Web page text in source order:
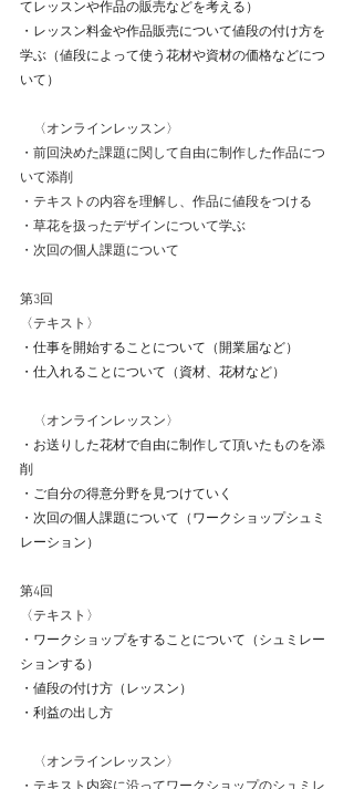
てレッスンや作品の販売などを考える）
・レッスン料金や作品販売について値段の付け方を
学ぶ（値段によって使う花材や資材の価格などにつ
いて）
〈オンラインレッスン〉
・前回決めた課題に関して自由に制作した作品につ
いて添削
・テキストの内容を理解し、作品に値段をつける
・草花を扱ったデザインについて学ぶ
・次回の個人課題について
第3回
〈テキスト〉
・仕事を開始することについて（開業届など）
・仕入れることについて（資材、花材など）
〈オンラインレッスン〉
・お送りした花材で自由に制作して頂いたものを添
削
・ご自分の得意分野を見つけていく
・次回の個人課題について（ワークショップシュミ
レーション）
第4回
〈テキスト〉
・ワークショップをすることについて（シュミレー
ションする）
・値段の付け方（レッスン）
・利益の出し方
〈オンラインレッスン〉